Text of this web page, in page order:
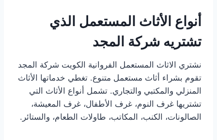
أنواع الأثاث المستعمل الذي
تشتريه شركة المجد
نشتري الاثاث المستعمل الفروانية الكويت شركة المجد
تقوم بشراء أثاث مستعمل متنوع. تغطي خدماتها الأثاث
المنزلي والمكتبي والتجاري. تشمل أنواع الأثاث التي
تشتريها غرف النوم، غرف الأطفال، غرف المعيشة،
الصالونات، الكنب، المكاتب، طاولات الطعام، والستائر.